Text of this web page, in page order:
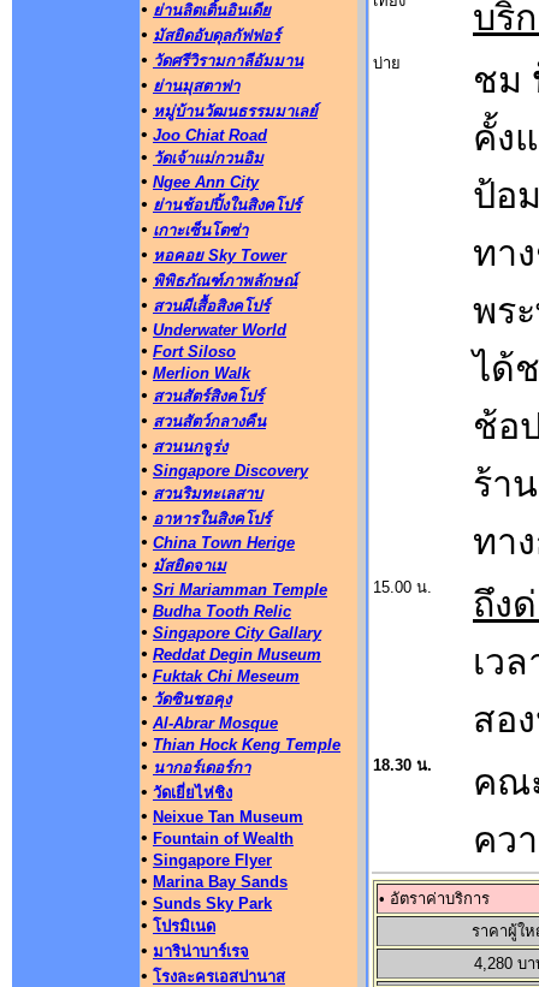
• ย่านลิตเติ้นอินเดีย
• มัสยิดอับดุลกัฟฟอร์
• วัดศรีวิรามกาลีอัมมาน
• ย่านมุสตาฟา
• หมู่บ้านวัฒนธรรมมาเลย์
• Joo Chiat Road
• วัดเจ้าแม่กวนอิม
• Ngee Ann City
• ย่านช้อปปิ้งในสิงคโปร์
• เกาะเซ็นโตซ่า
• หอคอย Sky Tower
• พิพิธภัณฑ์ภาพลักษณ์
• สวนผีเสื้อสิงคโปร์
• Underwater World
• Fort Siloso
• Merlion Walk
• สวนสัตร์สิงคโปร์
• สวนสัตว์กลางคืน
• สวนนกจูร่ง
• Singapore Discovery
• สวนริมทะเลสาบ
• อาหารในสิงคโปร์
• China Town Herige
• มัสยิดจาเม
• Sri Mariamman Temple
• Budha Tooth Relic
• Singapore City Gallary
• Reddat Degin Museum
• Fuktak Chi Meseum
• วัดซินชอคุง
• Al-Abrar Mosque
• Thian Hock Keng Temple
• นากอร์เดอร์กา
• วัดเยี่ยไห่ชิง
• Neixue Tan Museum
• Fountain of Wealth
• Singapore Flyer
• Marina Bay Sands
• Sunds Sky Park
• โปรมิเนด
• มาริน่าบาร์เรจ
• โรงละครเอสปานาส
บริ
บ่าย ชม
คั้ง
ป้อ
ทา
พร
ได้
ช้อ
ร้า
ทา
15.00 น.
ถึง
เว
สอ
18.30 น.
คณ
คว
• อัตราค่าบริการ
ราคาผู้ใ
4,280 บ